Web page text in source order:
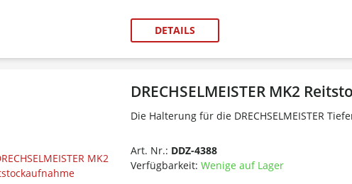
DETAILS
DRECHSELMEISTER MK2
Die Halterung für die DRECHSELMEISTER
Art. Nr.: DDZ-4388
Verfügbarkeit: Wenige auf Lager